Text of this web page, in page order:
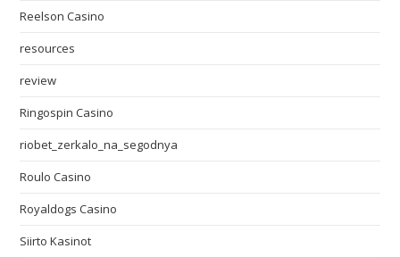
Reelson Casino
resources
review
Ringospin Casino
riobet_zerkalo_na_segodnya
Roulo Casino
Royaldogs Casino
Siirto Kasinot